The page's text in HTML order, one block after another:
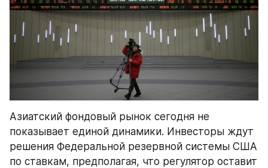
Азиатский фондовый рынок сегодня не
показывает единой динамики. Инвесторы ждут
решения Федеральной резервной системы США
по ставкам, предполагая, что регулятор оставит